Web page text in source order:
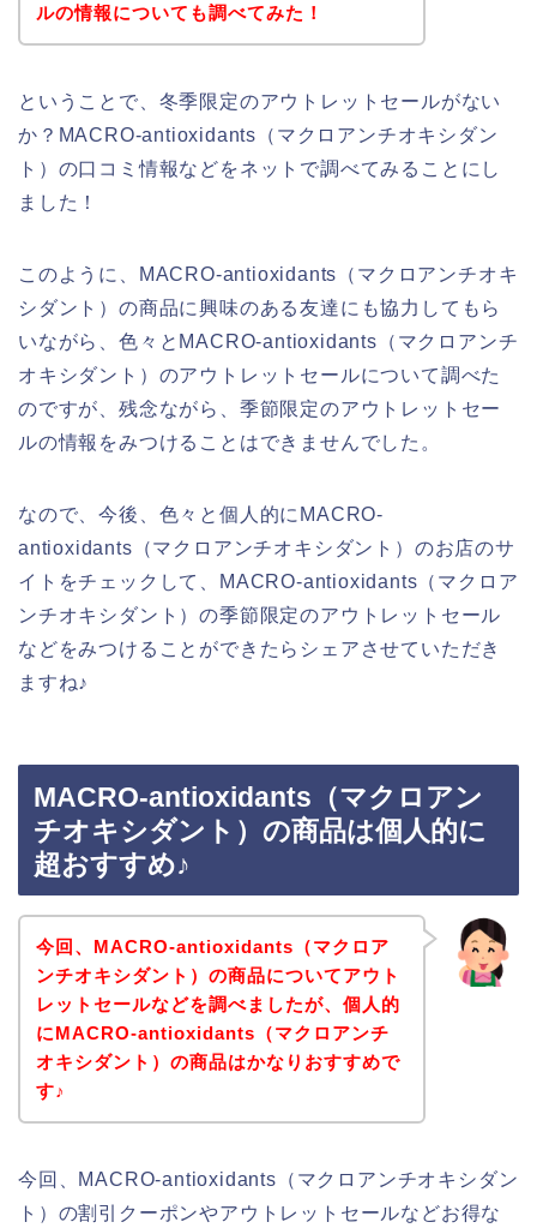
ルの情報についても調べてみた！
ということで、冬季限定のアウトレットセールがない
か？MACRO-antioxidants（マクロアンチオキシダン
ト）の口コミ情報などをネットで調べてみることにし
ました！
このように、MACRO-antioxidants（マクロアンチオキ
シダント）の商品に興味のある友達にも協力してもら
いながら、色々とMACRO-antioxidants（マクロアンチ
オキシダント）のアウトレットセールについて調べた
のですが、残念ながら、季節限定のアウトレットセー
ルの情報をみつけることはできませんでした。
なので、今後、色々と個人的にMACRO-
antioxidants（マクロアンチオキシダント）のお店のサ
イトをチェックして、MACRO-antioxidants（マクロア
ンチオキシダント）の季節限定のアウトレットセール
などをみつけることができたらシェアさせていただき
ますね♪
MACRO-antioxidants（マクロアン
チオキシダント）の商品は個人的に
超おすすめ♪
今回、MACRO-antioxidants（マクロア
ンチオキシダント）の商品についてアウト
レットセールなどを調べましたが、個人的
にMACRO-antioxidants（マクロアンチ
オキシダント）の商品はかなりおすすめで
す♪
今回、MACRO-antioxidants（マクロアンチオキシダン
ト）の割引クーポンやアウトレットセールなどお得な